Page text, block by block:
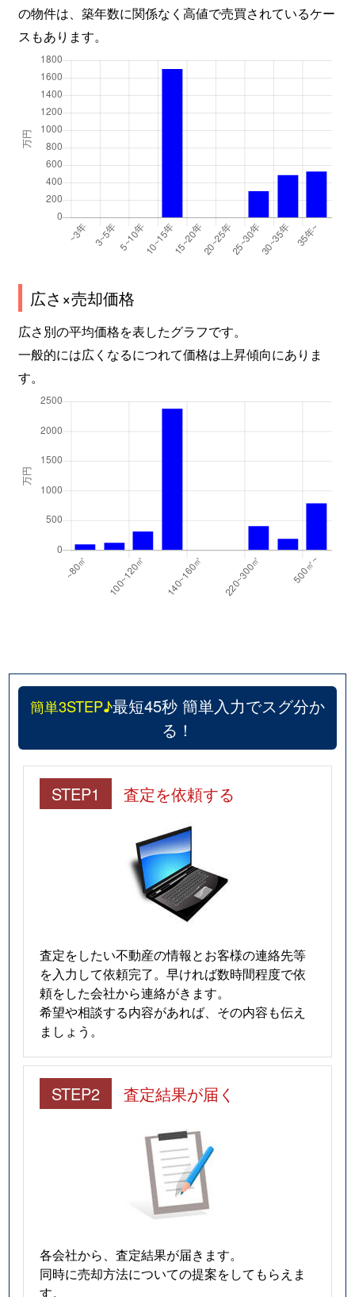
の物件は、築年数に関係なく高値で売買されているケー
スもあります。
広さ×売却価格
広さ別の平均価格を表したグラフです。
一般的には広くなるにつれて価格は上昇傾向にありま
す。
簡単3STEP♪最短45秒 簡単入力でスグ分か
る！
STEP1 査定を依頼する
査定をしたい不動産の情報とお客様の連絡先等
を入力して依頼完了。早ければ数時間程度で依
頼をした会社から連絡がきます。
希望や相談する内容があれば、その内容も伝え
ましょう。
STEP2 査定結果が届く
各会社から、査定結果が届きます。
同時に売却方法についての提案をしてもらえま
す。